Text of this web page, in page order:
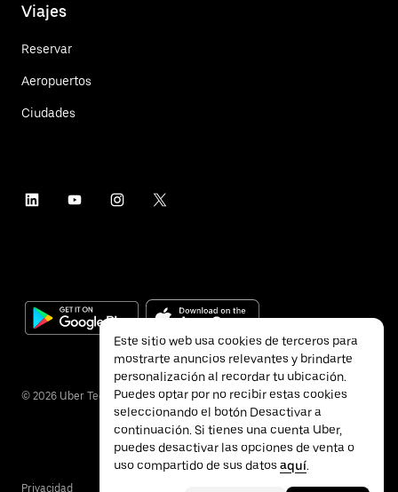
Viajes
Reservar
Aeropuertos
Ciudades
© 2026 Uber Technologies Inc.
Privacidad
Este sitio web usa cookies de terceros para
mostrarte anuncios relevantes y brindarte
personalización al recordar tu ubicación.
Puedes optar por no recibir estas cookies
seleccionando el botón Desactivar a
continuación. Si tienes una cuenta Uber,
puedes desactivar las opciones de venta o
uso compartido de sus datos aquí.